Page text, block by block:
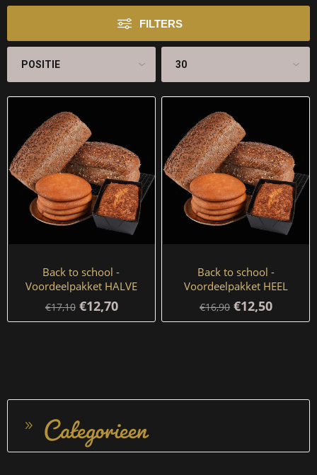
FILTERS
Back to school -
Voordeelpakket HALVE
BRODEN
€17,10 €12,70
Back to school -
Voordeelpakket HEEL
BROOD
€16,90 €12,50
Categorieen